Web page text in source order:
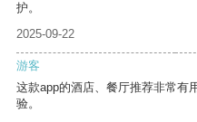
护。
2025-09-22
游客
这款app的酒店、餐厅推荐非常有
验。